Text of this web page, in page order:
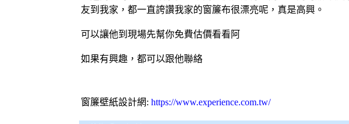
友到我家，都一直誇讚我家的窗簾布很漂亮呢，真是高興。
可以讓他到現場先幫你免費估價看看阿
如果有興趣，都可以跟他聯絡
窗簾壁紙設計網: https://www.experience.com.tw/